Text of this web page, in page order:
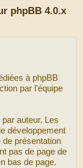
phpBB 4.0.x
à phpBB
par l’équipe
auteur. Les
développement
de présentation
pas de page de
bas de page.